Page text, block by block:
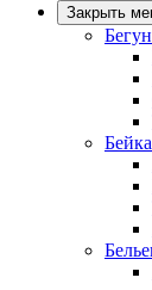
Закрыть
Бейка